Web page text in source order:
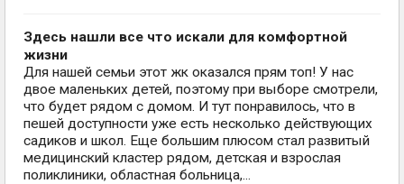
Здесь нашли все что искали для комфортной
жизни
Для нашей семьи этот жк оказался прям топ! У нас
двое маленьких детей, поэтому при выборе смотрели,
что будет рядом с домом. И тут понравилось, что в
пешей доступности уже есть несколько действующих
садиков и школ. Еще большим плюсом стал развитый
медицинский кластер рядом, детская и взрослая
поликлиники, областная больница,...